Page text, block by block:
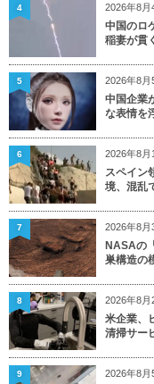
2026年8月
中国のロ
稲妻が貫
4
2026年8月
中国企業
な表情を
5
2026年8月
スペイン
境、混乱
6
2026年8月
NASAの
巣構造の
7
2026年8月
米企業、
清掃サー
8
2026年8月
9